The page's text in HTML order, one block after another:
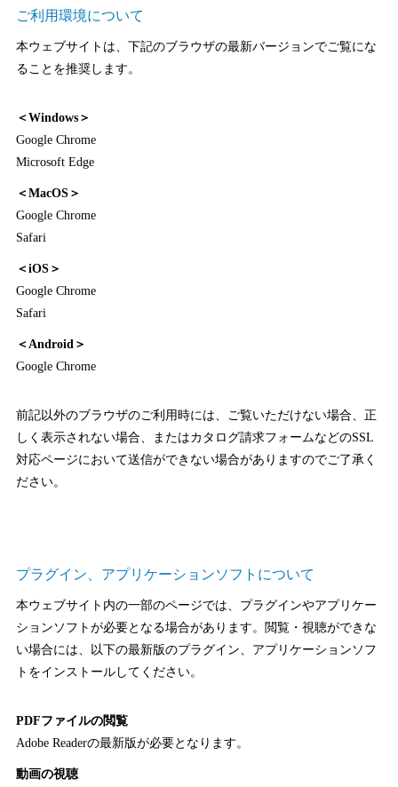
ご利用環境について
本ウェブサイトは、下記のブラウザの最新バージョンでご覧にな
ることを推奨します。
＜Windows＞
Google Chrome
Microsoft Edge
＜MacOS＞
Google Chrome
Safari
＜iOS＞
Google Chrome
Safari
＜Android＞
Google Chrome
前記以外のブラウザのご利用時には、ご覧いただけない場合、正
しく表示されない場合、またはカタログ請求フォームなどのSSL
対応ページにおいて送信ができない場合がありますのでご了承く
ださい。
プラグイン、アプリケーションソフトについて
本ウェブサイト内の一部のページでは、プラグインやアプリケー
ションソフトが必要となる場合があります。閲覧・視聴ができな
い場合には、以下の最新版のプラグイン、アプリケーションソフ
トをインストールしてください。
PDFファイルの閲覧
Adobe Readerの最新版が必要となります。
動画の視聴